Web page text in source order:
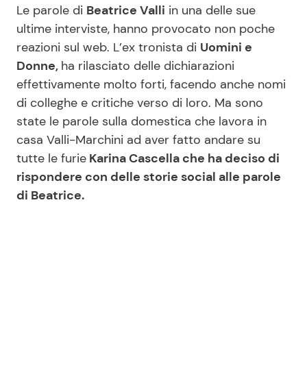
Mondo Mamma
News benessere
Salute
Viaggi e Turismo
Festività
Le Ricette in TV
Primi Piatti
Ricette Facili e Veloci
Ricette Feste
Le parole di Beatrice Valli in una delle sue
ultime interviste, hanno provocato non poche
reazioni sul web. L’ex tronista di Uomini e
Donne, ha rilasciato delle dichiarazioni
effettivamente molto forti, facendo anche nomi
di colleghe e critiche verso di loro. Ma sono
state le parole sulla domestica che lavora in
casa Valli-Marchini ad aver fatto andare su
tutte le furie Karina Cascella che ha deciso di
rispondere con delle storie social alle parole
di Beatrice.